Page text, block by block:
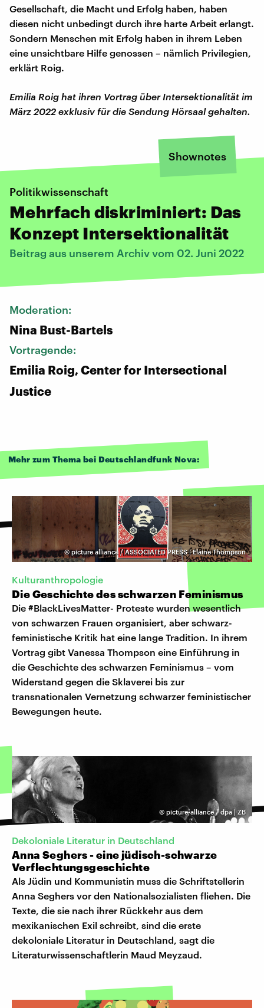
Gesellschaft, die Macht und Erfolg haben, haben
diesen nicht unbedingt durch ihre harte Arbeit erlangt.
Sondern Menschen mit Erfolg haben in ihrem Leben
eine unsichtbare Hilfe genossen – nämlich Privilegien,
erklärt Roig.
Emilia Roig hat ihren Vortrag über Intersektionalität im
März 2022 exklusiv für die Sendung Hörsaal gehalten.
Shownotes
Politikwissenschaft
Mehrfach diskriminiert: Das
Konzept Intersektionalität
Beitrag aus unserem Archiv vom 02. Juni 2022
Moderation:
Nina Bust-Bartels
Vortragende:
Emilia Roig, Center for Intersectional
Justice
Mehr zum Thema bei Deutschlandfunk Nova:
©picture alliance / ASSOCIATED PRESS | Elaine Thompson
Kulturanthropologie
Die Geschichte des schwarzen Feminismus
Die #BlackLivesMatter- Proteste wurden wesentlich
von schwarzen Frauen organisiert, aber schwarz-
feministische Kritik hat eine lange Tradition. In ihrem
Vortrag gibt Vanessa Thompson eine Einführung in
die Geschichte des schwarzen Feminismus – vom
Widerstand gegen die Sklaverei bis zur
transnationalen Vernetzung schwarzer feministischer
Bewegungen heute.
© picture-alliance / dpa | ZB
Dekoloniale Literatur in Deutschland
Anna Seghers - eine jüdisch-schwarze
Verflechtungsgeschichte
Als Jüdin und Kommunistin muss die Schriftstellerin
Anna Seghers vor den Nationalsozialisten fliehen. Die
Texte, die sie nach ihrer Rückkehr aus dem
mexikanischen Exil schreibt, sind die erste
dekoloniale Literatur in Deutschland, sagt die
Literaturwissenschaftlerin Maud Meyzaud.